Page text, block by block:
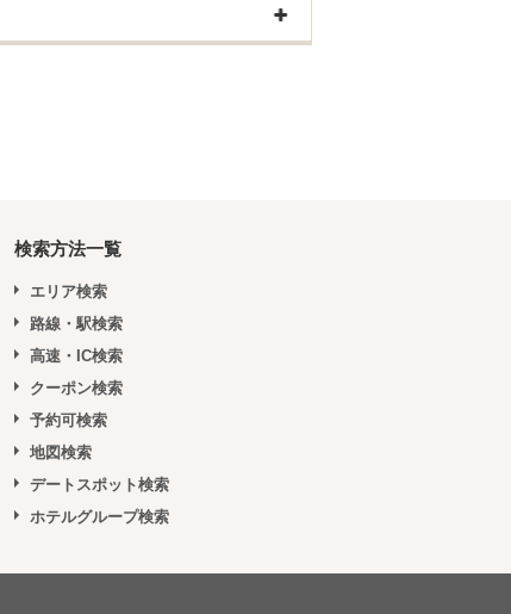
検索方法一覧
エリア検索
路線・駅検索
高速・IC検索
クーポン検索
予約可検索
地図検索
デートスポット検索
ホテルグループ検索